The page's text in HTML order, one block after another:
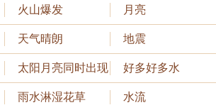
火山爆发 月亮
天气晴朗 地震
太阳月亮同时出现 好多好多水
雨水淋湿花草 水流